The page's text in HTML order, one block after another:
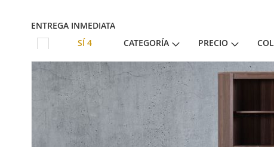
ENTREGA INMEDIATA
SÍ 4 CATEGORÍA PRECIO